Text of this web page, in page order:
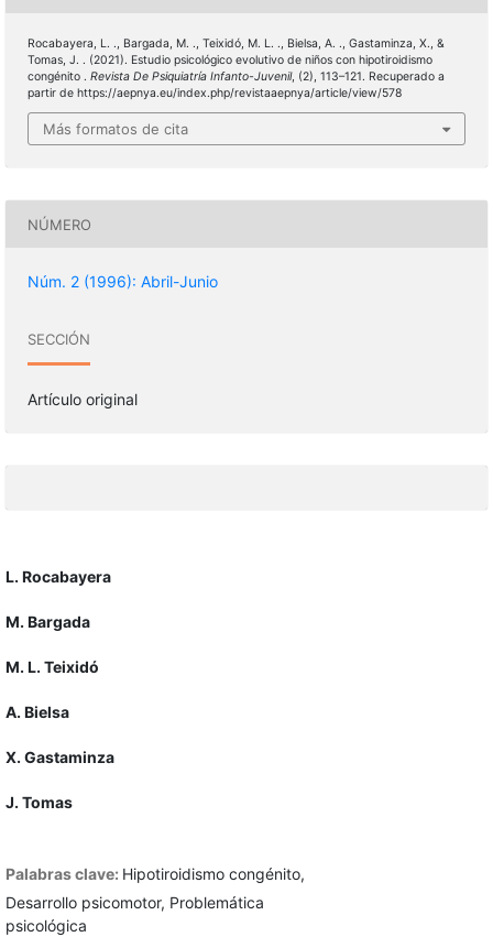
Rocabayera, L. ., Bargada, M. ., Teixidó, M. L. ., Bielsa, A. ., Gastaminza, X., &
Tomas, J. . (2021). Estudio psicológico evolutivo de niños con hipotiroidismo
congénito . Revista De Psiquiatría Infanto-Juvenil, (2), 113–121. Recuperado a
partir de https://aepnya.eu/index.php/revistaaepnya/article/view/578
Más formatos de cita
NÚMERO
Núm. 2 (1996): Abril-Junio
SECCIÓN
Artículo original
L. Rocabayera
M. Bargada
M. L. Teixidó
A. Bielsa
X. Gastaminza
J. Tomas
Palabras clave: Hipotiroidismo congénito,
Desarrollo psicomotor, Problemática
psicológica